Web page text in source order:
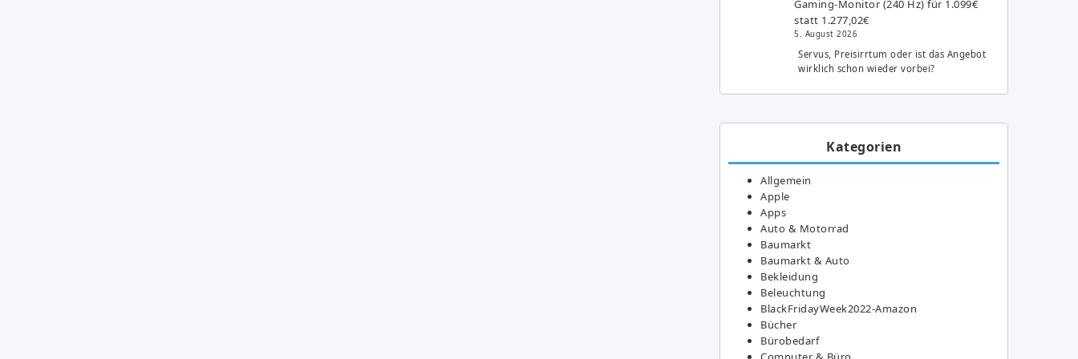
Gaming-Monitor (240 Hz) für 1.099€
statt 1.277,02€
5. August 2026
Servus, Preisirrtum oder ist das Angebot
wirklich schon wieder vorbei?
Kategorien
Allgemein
Apple
Apps
Auto & Motorrad
Baumarkt
Baumarkt & Auto
Bekleidung
Beleuchtung
BlackFridayWeek2022-Amazon
Bücher
Bürobedarf